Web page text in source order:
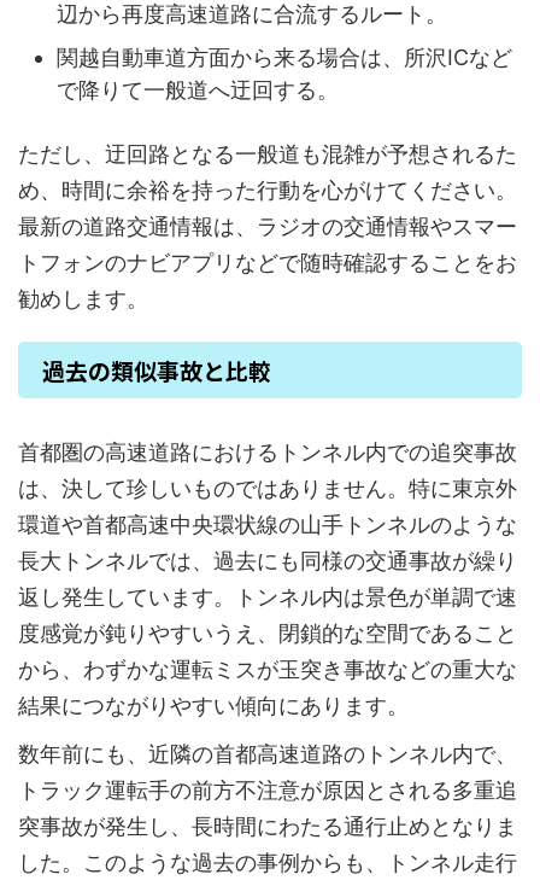
辺から再度高速道路に合流するルート。
関越自動車道方面から来る場合は、所沢ICなど
で降りて一般道へ迂回する。
ただし、迂回路となる一般道も混雑が予想されるた
め、時間に余裕を持った行動を心がけてください。
最新の道路交通情報は、ラジオの交通情報やスマー
トフォンのナビアプリなどで随時確認することをお
勧めします。
過去の類似事故と比較
首都圏の高速道路におけるトンネル内での追突事故
は、決して珍しいものではありません。特に東京外
環道や首都高速中央環状線の山手トンネルのような
長大トンネルでは、過去にも同様の交通事故が繰り
返し発生しています。トンネル内は景色が単調で速
度感覚が鈍りやすいうえ、閉鎖的な空間であること
から、わずかな運転ミスが玉突き事故などの重大な
結果につながりやすい傾向にあります。
数年前にも、近隣の首都高速道路のトンネル内で、
トラック運転手の前方不注意が原因とされる多重追
突事故が発生し、長時間にわたる通行止めとなりま
した。このような過去の事例からも、トンネル走行